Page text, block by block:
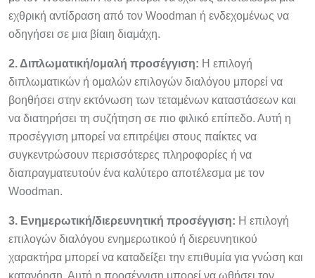
εχθρική αντίδραση από τον Woodman ή ενδεχομένως να
οδηγήσει σε μια βίαιη διαμάχη.
2. Διπλωματική/ομαλή προσέγγιση: Η επιλογή
διπλωματικών ή ομαλών επιλογών διαλόγου μπορεί να
βοηθήσει στην εκτόνωση των τεταμένων καταστάσεων και
να διατηρήσει τη συζήτηση σε πιο φιλικό επίπεδο. Αυτή η
προσέγγιση μπορεί να επιτρέψει στους παίκτες να
συγκεντρώσουν περισσότερες πληροφορίες ή να
διαπραγματευτούν ένα καλύτερο αποτέλεσμα με τον
Woodman.
3. Ενημερωτική/διερευνητική προσέγγιση: Η επιλογή
επιλογών διαλόγου ενημερωτικού ή διερευνητικού
χαρακτήρα μπορεί να καταδείξει την επιθυμία για γνώση και
κατανόηση. Αυτή η προσέγγιση μπορεί να ωθήσει τον